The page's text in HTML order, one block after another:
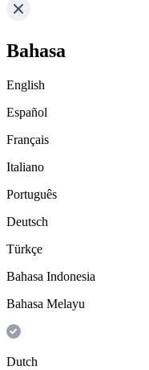
Bahasa
English
Español
Français
Italiano
Português
Deutsch
Türkçe
Bahasa Indonesia
Bahasa Melayu
Dutch